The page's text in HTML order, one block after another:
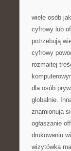
wiele osób
cyfrowy lub
potrzebują
cyfrowy
rozmaitej
dla osób
globalnie.
znamionują
ogłaszanie
drukowaniu
wizytówka